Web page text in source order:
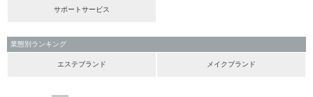
サポートサービス
業態別ランキング
エステブランド メイクブランド